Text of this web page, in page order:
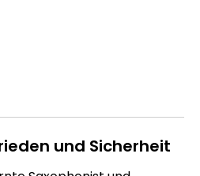
und Sicherheit